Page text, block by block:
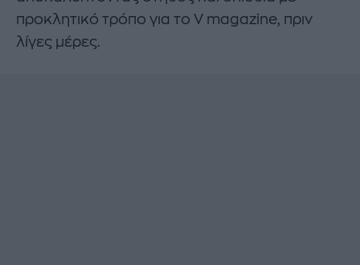
προκλητικό τρόπο για το V magazine, πριν
λίγες μέρες.